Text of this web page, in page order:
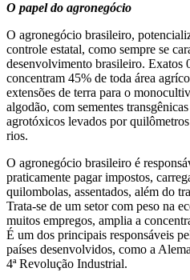
O papel do agronegócio
O agronegócio brasileiro,
controle estatal, como sempre se
desenvolvimento brasileiro. Exatos
concentram 45% de toda área
extensões de terra para o
algodão, com sementes
agrotóxicos levados por
rios.
O agronegócio brasileiro é
praticamente pagar impostos,
quilombolas, assentados, além do
Trata-se de um setor com peso na
muitos empregos, amplia a
É um dos principais responsáveis
países desenvolvidos, como a
4ª Revolução Industrial.